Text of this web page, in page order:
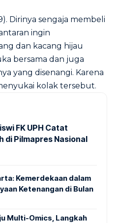
Dirinya sengaja membeli
ingin
dan kacang hijau
bersama dan juga
yang disenangi. Karena
kolak tersebut.
FK UPH Catat
di Pilmapres Nasional
Kemerdekaan dalam
Ketenangan di Bulan
Multi-Omics, Langkah